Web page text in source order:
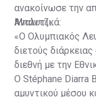
ανακοίνωσε την
Μπάντζι.
Αναλυτικά:
«Ο Ολυμπιακός
διετούς
διεθνή με την
Ο Stéphane Diarra
αμυντικού μέσου